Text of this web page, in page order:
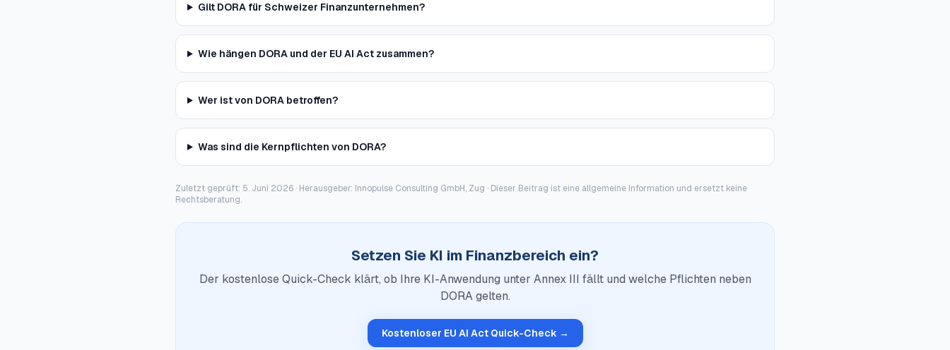
Gilt DORA für Schweizer Finanzunternehmen?
Wie hängen DORA und der EU AI Act zusammen?
Wer ist von DORA betroffen?
Was sind die Kernpflichten von DORA?
Zuletzt geprüft: 5. Juni 2026 · Herausgeber: Innopulse Consulting GmbH, Zug · Dieser Beitrag ist eine allgemeine Information und ersetzt keine
Rechtsberatung.
Setzen Sie KI im Finanzbereich ein?
Der kostenlose Quick-Check klärt, ob Ihre KI-Anwendung unter Annex III fällt und welche Pflichten neben
DORA gelten.
Kostenloser EU AI Act Quick-Check →